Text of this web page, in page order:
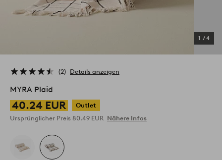
1 /4
2 Details anzeigen
MYRA Plaid
40.24 EUR
Outlet
Ursprünglicher Preis 80.49 EUR Nähere Infos